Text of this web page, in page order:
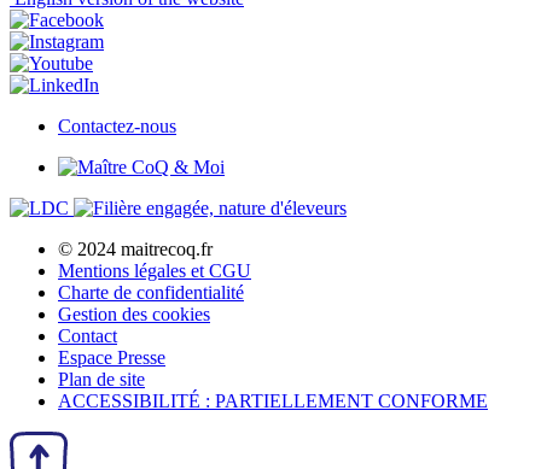
Contactez-nous
© 2024 maitrecoq.fr
Mentions légales et CGU
Charte de confidentialité
Gestion des cookies
Contact
Espace Presse
Plan de site
ACCESSIBILITÉ : PARTIELLEMENT CONFORME